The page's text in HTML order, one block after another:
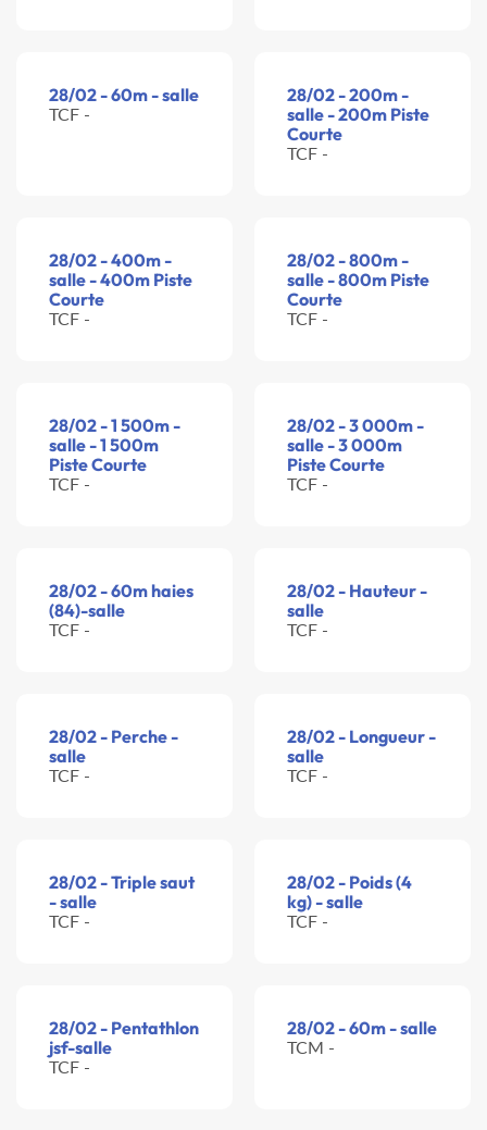
28/02 - 60m - salle
TCF -
28/02 - 200m -
salle - 200m Piste
Courte
TCF -
28/02 - 400m -
salle - 400m Piste
Courte
TCF -
28/02 - 800m -
salle - 800m Piste
Courte
TCF -
28/02 - 1 500m -
salle - 1 500m
Piste Courte
TCF -
28/02 - 3 000m -
salle - 3 000m
Piste Courte
TCF -
28/02 - 60m haies
(84)-salle
TCF -
28/02 - Hauteur -
salle
TCF -
28/02 - Perche -
salle
TCF -
28/02 - Longueur -
salle
TCF -
28/02 - Triple saut
- salle
TCF -
28/02 - Poids (4
kg) - salle
TCF -
28/02 - Pentathlon
jsf-salle
TCF -
28/02 - 60m - salle
TCM -